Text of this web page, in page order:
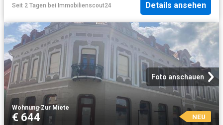
Seit 2 Tagen bei Immobilienscout24 Details ansehen
Foto anschauen
Wohnung·Zur Miete
€ 644 NEU